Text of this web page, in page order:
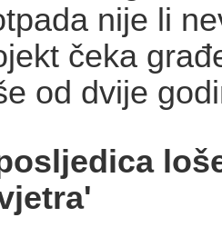
nije li
čeka
od dvije